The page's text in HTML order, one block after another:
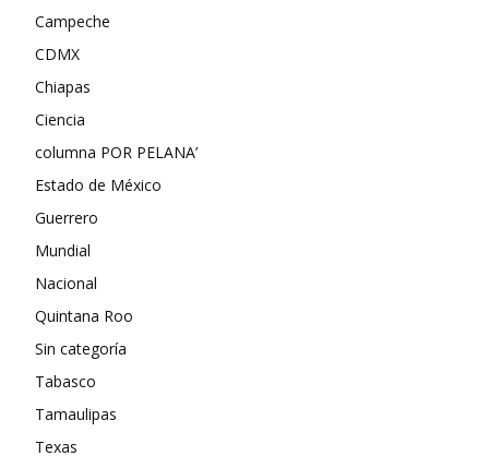
Campeche
CDMX
Chiapas
Ciencia
columna POR PELANA’
Estado de México
Guerrero
Mundial
Nacional
Quintana Roo
Sin categoría
Tabasco
Tamaulipas
Texas